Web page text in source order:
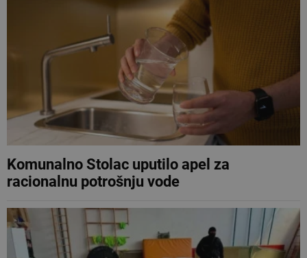
Komunalno Stolac uputilo apel za
racionalnu potrošnju vode